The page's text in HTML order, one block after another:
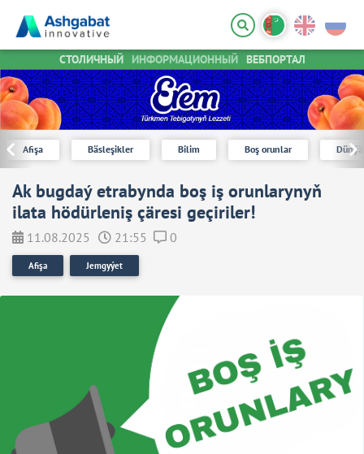
СТОЛИЧНЫЙ ИНФОРМАЦИОННЫЙ ВЕБПОРТАЛ
Afişa Bäsleşikler Bilim Boş orunlar
Ak bugdaý etrabynda boş iş orunlarynyň
ilata hödürleniş çäresi geçiriler!
11.08.2025 21:55 0
Afişa Jemgyýet